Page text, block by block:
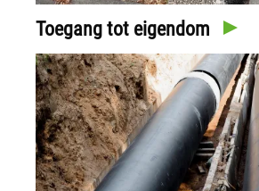
Toegang tot eigendom